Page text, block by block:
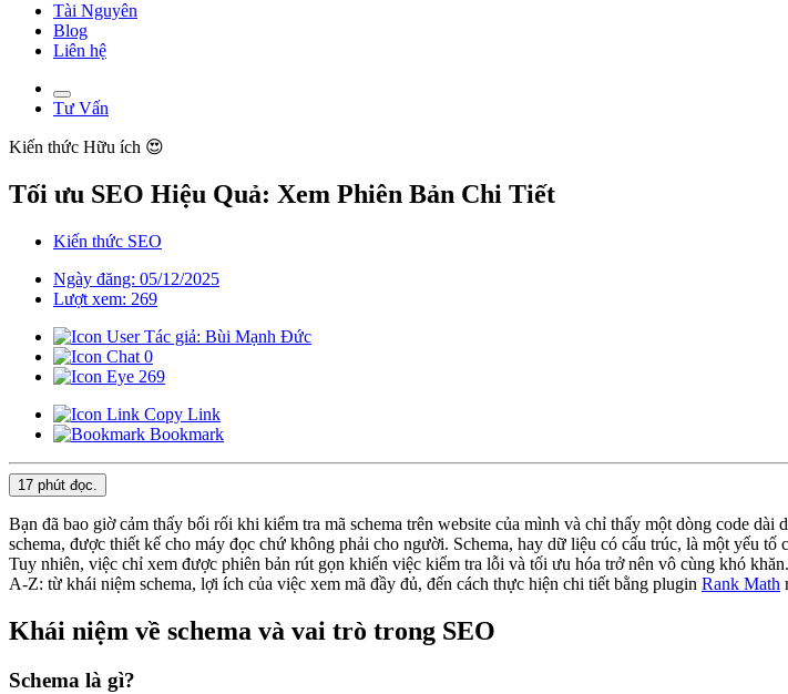
Tài Nguyên
Blog
Liên hệ
Tư Vấn
Kiến thức Hữu ích 😍
Tối ưu SEO Hiệu Quả: Xem Phiên Bản Chi Tiết
Kiến thức SEO
Ngày đăng: 05/12/2025
Lượt xem: 269
Tác giả: Bùi Mạnh Đức
0
269
Copy Link
Bookmark
17 phút đọc.
Bạn đã bao giờ cảm thấy bối rối khi kiểm tra mã schema trên website của mình và chỉ thấy một dòng code
schema, được thiết kế cho máy đọc chứ không phải cho người. Schema, hay dữ liệu có cấu trúc, là một yếu tố
Tuy nhiên, việc chỉ xem được phiên bản rút gọn khiến việc kiểm tra lỗi và tối ưu hóa trở nên vô cùng khó
A-Z: từ khái niệm schema, lợi ích của việc xem mã đầy đủ, đến cách thực hiện chi tiết bằng plugin Rank Math
Khái niệm về schema và vai trò trong SEO
Schema là gì?